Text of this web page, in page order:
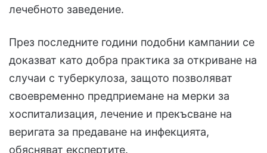
лечебното заведение.
През последните години подобни кампании се
доказват като добра практика за откриване на
случаи с туберкулоза, защото позволяват
своевременно предприемане на мерки за
хоспитализация, лечение и прекъсване на
веригата за предаване на инфекцията,
обясняват експертите.